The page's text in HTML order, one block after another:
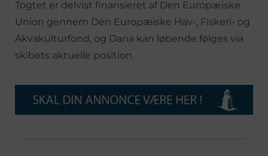
Togtet er delvist finansieret af Den Europæiske
Union gennem Den Europæiske Hav-, Fiskeri- og
Akvakulturfond, og Dana kan løbende følges via
skibets aktuelle position.